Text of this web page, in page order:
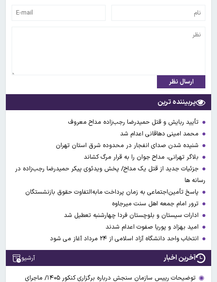
ارسال نظر
پربیننده ترین
تأیید ربایش و قتل حمیدرضا رجب‌زاده مداح معروف
محمد امینی دهاقانی اعدام شد
شنیده شدن صدای انفجار در محدوده شرق استان تهران
بلاگر تهرانی، مداح جوان را به قرار مرگ کشاند
جزئیات جدید از قتل یک مداح/ پخش ویدئوی پیکر حمیدرضا رجب‌زاده در
رسانه ها
پاسخ تأمین‌اجتماعی به زمان پرداخت مابه‌التفاوت حقوق بازنشستگان
ترور امام جمعه اهل سنت میرجاوه
ادارات سیستان و بلوچستان فردا چهارشنبه تعطیل شد
امید بهزاد و پوریا صفوت اعدام شدند
انتخاب واحد دانشگاه آزاد اسلامی از ۲۴ مرداد آغاز می شود
آخرین اخبار آرشیو
توضیحات رییس سازمان سنجش درباره برگزاری کنکور ۱۴۰۵/ ماجرای